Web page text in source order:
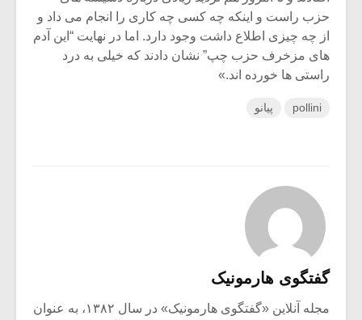
حزب راست و اینکه چه کسی چه کاری را انجام می داد و
از چه چیزی اطلاع داشت وجود دارد. اما در نهایت “این آدم
های مزخرف حزب چپ” نشان دادند که خیلی به درد
راستی ها خورده اند.»
pollini پیانو
گفتگوی هارمونیک
مجله آنلاین «گفتگوی هارمونیک» در سال ۱۳۸۲، به عنوان